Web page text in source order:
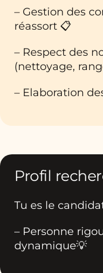
– Gestion des
réassort 📋
– Respect des
(nettoyage,
– Elaboration
Profil
Tu es le
– Personne
dynamique💡